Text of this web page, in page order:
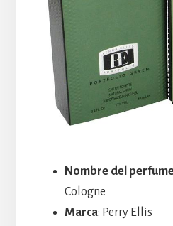
Nombre del
Cologne
Marca: Perry Ellis